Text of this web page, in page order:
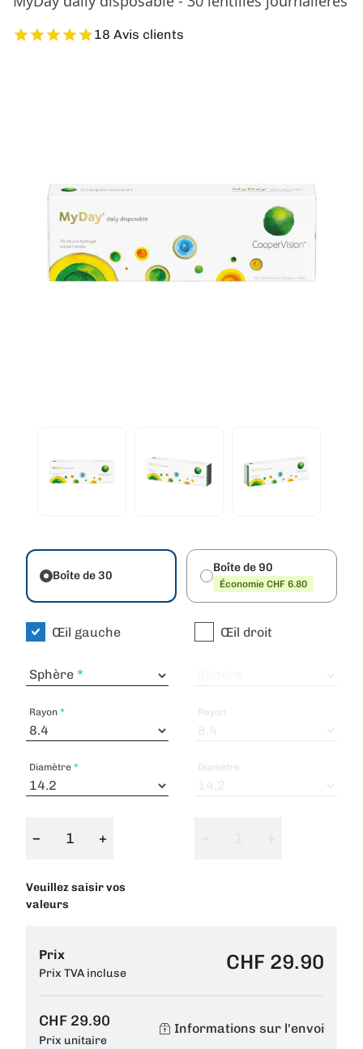
18 Avis clients
Boîte de 30
Boîte de 90
Économie CHF 6.80
Œil gauche
Sphère
Rayon
Diamètre
− +
Veuillez saisir vos
valeurs
Œil droit
Rayon
Diamètre
Prix
Prix TVA incluse CHF 29.90
CHF 29.90
Prix unitaire
Informations sur l'envoi